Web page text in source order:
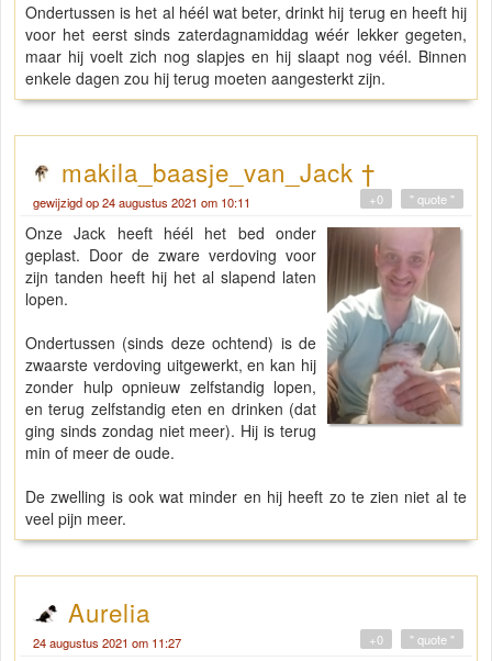
Ondertussen is het al héél wat beter, drinkt hij terug en heeft hij
voor het eerst sinds zaterdagnamiddag wéér lekker gegeten,
maar hij voelt zich nog slapjes en hij slaapt nog véél. Binnen
enkele dagen zou hij terug moeten aangesterkt zijn.
makila_baasje_van_Jack †
gewijzigd op 24 augustus 2021 om 10:11 " quote "
+0
Onze Jack heeft héél het bed onder
geplast. Door de zware verdoving voor
zijn tanden heeft hij het al slapend laten
lopen.
Ondertussen (sinds deze ochtend) is de
zwaarste verdoving uitgewerkt, en kan hij
zonder hulp opnieuw zelfstandig lopen,
en terug zelfstandig eten en drinken (dat
ging sinds zondag niet meer). Hij is terug
min of meer de oude.
De zwelling is ook wat minder en hij heeft zo te zien niet al te
veel pijn meer.
Aurelia
24 augustus 2021 om 11:27 " quote "
+0